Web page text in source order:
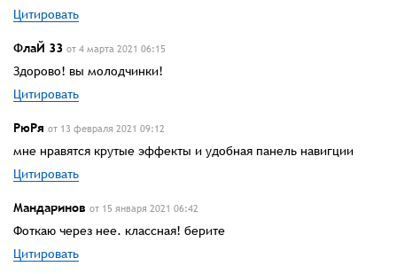
Цитировать
ФлаЙ 33 от 4 марта 2021 06:15
Здорово! вы молодчинки!
Цитировать
РюРя от 13 февраля 2021 09:12
мне нравятся крутые эффекты и удобная панель навигции
Цитировать
Мандаринов от 15 января 2021 06:42
Фоткаю через нее. классная! берите
Цитировать